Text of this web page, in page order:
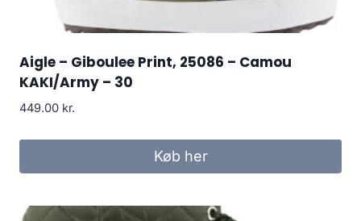
Aigle – Giboulee Print, 25086 – Camou
KAKI/Army – 30
449.00 kr.
Køb her